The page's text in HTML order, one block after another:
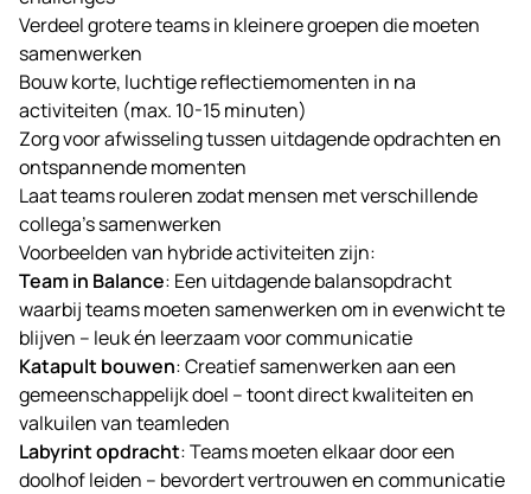
Verdeel grotere teams in kleinere groepen die moeten
samenwerken
Bouw korte, luchtige reflectiemomenten in na
activiteiten (max. 10-15 minuten)
Zorg voor afwisseling tussen uitdagende opdrachten en
ontspannende momenten
Laat teams rouleren zodat mensen met verschillende
collega’s samenwerken
Voorbeelden van hybride activiteiten zijn:
Team in Balance: Een uitdagende balansopdracht
waarbij teams moeten samenwerken om in evenwicht te
blijven – leuk én leerzaam voor communicatie
Katapult bouwen: Creatief samenwerken aan een
gemeenschappelijk doel – toont direct kwaliteiten en
valkuilen van teamleden
Labyrint opdracht: Teams moeten elkaar door een
doolhof leiden – bevordert vertrouwen en communicatie